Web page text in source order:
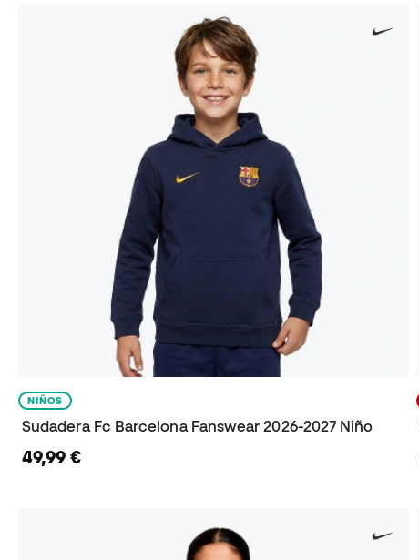
NIÑOS
Sudadera Fc Barcelona Fanswear 2026-2027 Niño
49,99 €